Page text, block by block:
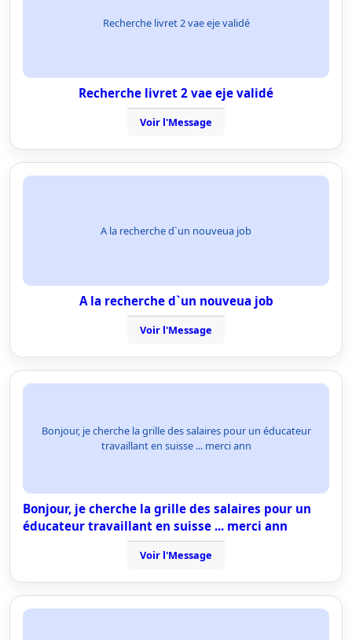
Recherche livret 2 vae eje validé
Recherche livret 2 vae eje validé
Voir l'Message
A la recherche d`un nouveua job
A la recherche d`un nouveua job
Voir l'Message
Bonjour, je cherche la grille des salaires pour un éducateur
travaillant en suisse ... merci ann
Bonjour, je cherche la grille des salaires pour un
éducateur travaillant en suisse ... merci ann
Voir l'Message